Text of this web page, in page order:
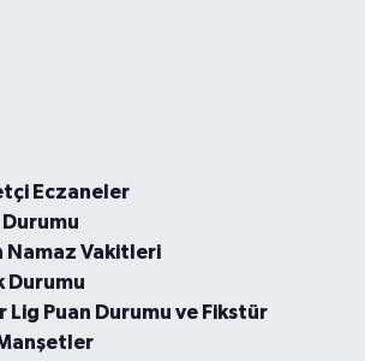
Eczaneler
Durumu
Namaz Vakitleri
Durumu
Lig Puan Durumu ve Fikstür